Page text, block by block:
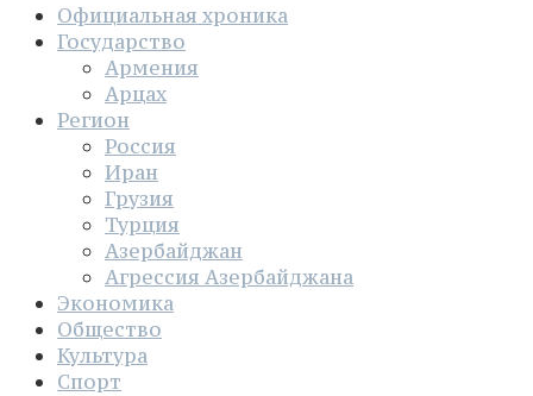
Официальная хроника
Государство
Армения
Арцах
Регион
Россия
Иран
Грузия
Турция
Азербайджан
Агрессия Азербайджана
Экономика
Общество
Культура
Спорт